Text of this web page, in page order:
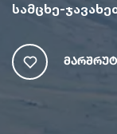
სამცხე-